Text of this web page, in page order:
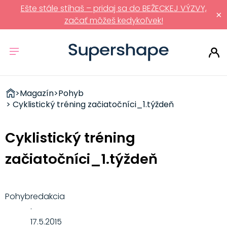
×
Ešte stále stíhaš – pridaj sa do BEŽECKEJ VÝZVY,
začať môžeš kedykoľvek!
ZDRAVÉ
RÝCHLOVKY
>Magazín>Pohyb
> Cyklistický tréning začiatočníci_1.týždeň
Cyklistický tréning
začiatočníci_1.týždeň
Pohybredakcia
·
17.5.2015